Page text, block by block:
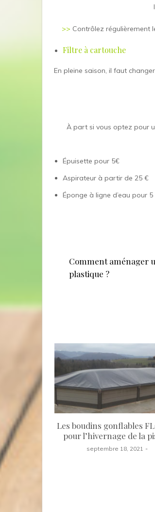
>> Contrôlez régulièrement
Filtre à cartouche
En pleine saison, il faut
À part si vous optez pour
Épuisette pour 5€
Aspirateur à partir de 25 €
Éponge à ligne d’eau pour 5
l’article
Comment aménager
plastique ?
Les boudins gonflables
pour l’hivernage de la
septembre 18, 2021